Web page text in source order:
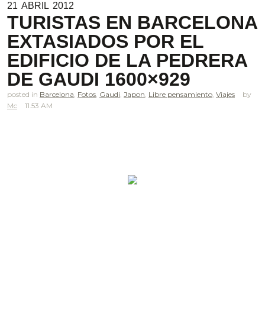
21 ABRIL 2012
TURISTAS EN BARCELONA
EXTASIADOS POR EL
EDIFICIO DE LA PEDRERA
DE GAUDI 1600×929
posted in Barcelona, Fotos, Gaudi, Japon, Libre pensamiento, Viajes
Mc
11.53 AM